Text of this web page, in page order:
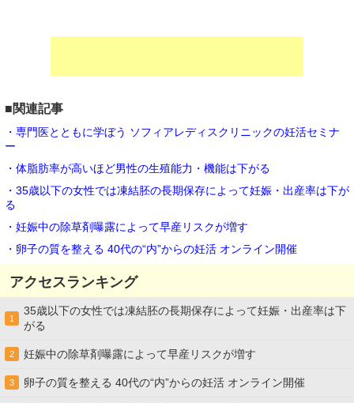
■関連記事
・専門医とともに学ぼう ソフィアレディスクリニックの妊活セミナ
ー
・体脂肪率が高いほど男性の生殖能力・機能は下がる
・35歳以下の女性では凍結胚の長期保存によって妊娠・出産率は下が
る
・妊娠中の除草剤曝露によって早産リスクが増す
・卵子の質を整える 40代の“内”からの妊活 オンライン開催
アクセスランキング
1
35歳以下の女性では凍結胚の長期保存によって妊娠・出産率は下
がる
2 妊娠中の除草剤曝露によって早産リスクが増す
3 卵子の質を整える 40代の“内”からの妊活 オンライン開催